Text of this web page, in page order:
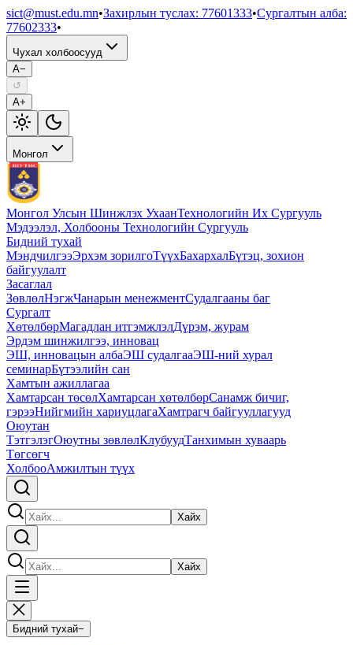
sict@must.edu.mn•Захирлын туслах: 77601333•Сургалтын алба:
77602333•
Чухал холбоосууд
A−
↺
A+
Монгол
Монгол Улсын Шинжлэх УхаанТехнологийн Их Сургууль
Мэдээлэл, Холбооны Технологийн Сургууль
Бидний тухай
МэндчилгээЭрхэм зорилгоТүүхБахархалБүтэц, зохион
байгуулалт
Засаглал
ЗөвлөлНэгжЧанарын менежментСудалгааны баг
Сургалт
ХөтөлбөрМагадлан итгэмжлэлДүрэм, журам
Эрдэм шинжилгээ, инновац
ЭШ, инновацын албаЭШ судалгааЭШ-ний хурал
семинарБүтээлийн сан
Хамтын ажиллагаа
Хамтарсан төсөлХамтарсан хөтөлбөрСанамж бичиг,
гэрээНийгмийн хариуцлагаХамтрагч байгууллагууд
Оюутан
ТэтгэлэгОюутны зөвлөлКлубуудТанхимын хуваарь
Төгсөгч
ХолбооАмжилтын түүх
Хайх
Хайх
Бидний тухай−